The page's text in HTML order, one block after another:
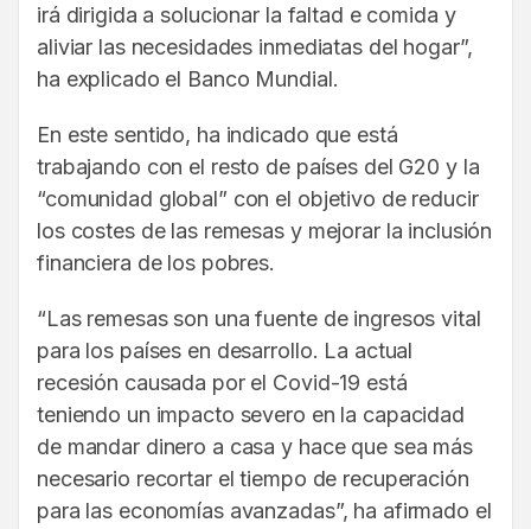
irá dirigida a solucionar la faltad e comida y
aliviar las necesidades inmediatas del hogar”,
ha explicado el Banco Mundial.
En este sentido, ha indicado que está
trabajando con el resto de países del G20 y la
“comunidad global” con el objetivo de reducir
los costes de las remesas y mejorar la inclusión
financiera de los pobres.
“Las remesas son una fuente de ingresos vital
para los países en desarrollo. La actual
recesión causada por el Covid-19 está
teniendo un impacto severo en la capacidad
de mandar dinero a casa y hace que sea más
necesario recortar el tiempo de recuperación
para las economías avanzadas”, ha afirmado el